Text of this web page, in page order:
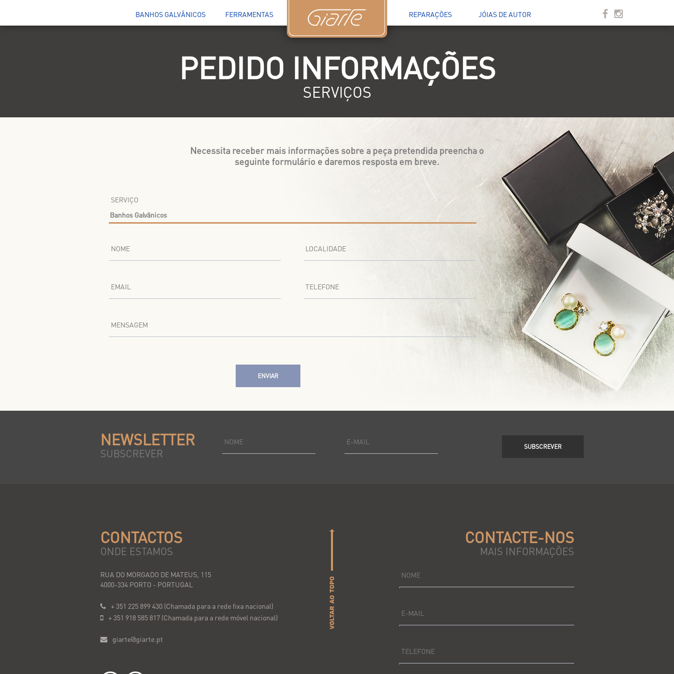
BANHOS GALVÂNICOS FERRAMENTAS REPARAÇÕES JÓIAS DE AUTOR
PEDIDO INFORMAÇÕES
SERVIÇOS
Necessita receber mais informações sobre a peça pretendida preencha o
seguinte formulário e daremos resposta em breve.
SERVIÇO
NOME LOCALIDADE
EMAIL TELEFONE
MENSAGEM
ENVIAR
NEWSLETTER
SUBSCREVER
NOME E-MAIL
SUBSCREVER
CONTACTOS
ONDE ESTAMOS
RUA DO MORGADO DE MATEUS, 115
4000-334 PORTO - PORTUGAL
+ 351 225 899 430 (Chamada para a rede fixa nacional)
+ 351 918 585 817 (Chamada para a rede móvel nacional)
giarte@giarte.pt
CONTACTE-NOS
MAIS INFORMAÇÕES
NOME
E-MAIL
TELEFONE